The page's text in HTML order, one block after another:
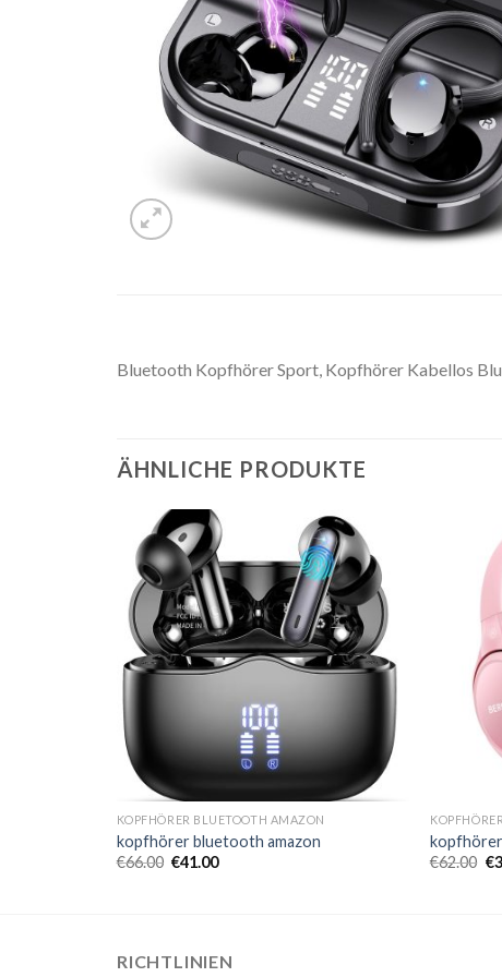
Bluetooth Kopfhörer Sport, Kopfhörer Kabellos
ÄHNLICHE PRODUKTE
KOPFHÖRER BLUETOOTH AMAZON
kopfhörer bluetooth amazon
€66.00 €41.00
€62.00 €
RICHTLINIEN